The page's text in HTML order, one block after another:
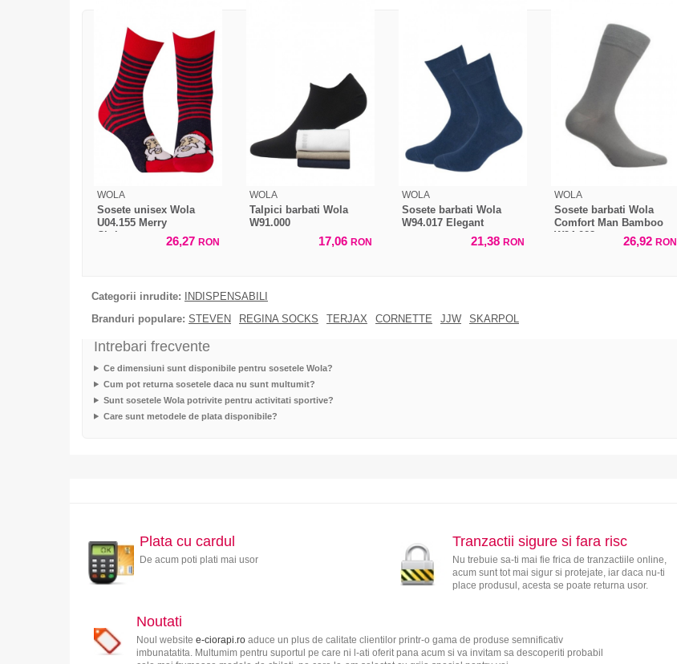
WOLA
Sosete unisex Wola
U04.155 Merry
Christmas
26,27 RON
WOLA
Talpici barbati Wola
W91.000
17,06 RON
WOLA
Sosete barbati Wola
W94.017 Elegant
21,38 RON
WOLA
Sosete barbati Wola
Comfort Man Bamboo
W94.028
26,92 RON
Categorii inrudite:
INDISPENSABILI
Branduri populare: STEVEN REGINA SOCKS TERJAX CORNETTE JJW SKARPOL
Intrebari frecvente
Ce dimensiuni sunt disponibile pentru sosetele Wola?
Cum pot returna sosetele daca nu sunt multumit?
Sunt sosetele Wola potrivite pentru activitati sportive?
Care sunt metodele de plata disponibile?
Plata cu cardul
De acum poti plati mai usor
Tranzactii sigure si fara risc
Nu trebuie sa-ti mai fie frica de tranzactiile online,
acum sunt tot mai sigur si protejate, iar daca nu-ti
place produsul, acesta se poate returna usor.
Noutati
Noul website e-ciorapi.roaduce un plus de calitate clientilor printr-o gama de produse semnificativ
imbunatatita. Multumim pentru suportul pe care ni l-ati oferit pana acum si va invitam sa descoperiti probabil